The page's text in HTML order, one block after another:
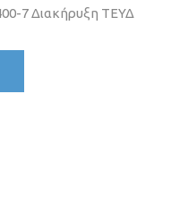
7 Διακήρυξη ΤΕΥΔ